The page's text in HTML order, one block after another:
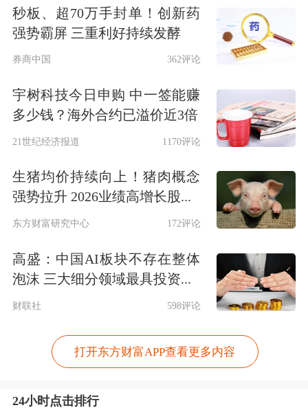
摘要
公司有望凭借服务品质获取客户粘性实
现份额扩张，上半年在基数效应单票利
逐步恢复，估值底部值得重视。
航运：景气持续1）油运：海峡通行量
恢复并非一蹴而就，但在能源安全前提
下，全球库存去化带来战储建设诉求和
OPEC产量回归、阿联酋增产，油运资
产的产业溢价能力提升，有望持续兑现
高景气利润弹性。2）集运：远洋旺季
提前，下半年近洋和内贸四季度有望迎
秒板、超70万手封单！创新药
强势霸屏 三重利好持续发酵
券商中国 362评论
宇树科技今日申购 中一签能赚
多少钱？海外合约已溢价近3倍
21世纪经济报道 1170评论
生猪均价持续向上！猪肉概念
强势拉升 2026业绩高增长股...
东方财富研究中心 172评论
高盛：中国AI板块不存在整体
泡沫 三大细分领域最具投资...
财联社 598评论
打开东方财富APP查看更多内容
24小时点击排行